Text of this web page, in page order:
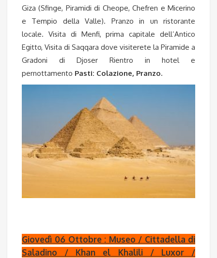
Giza (Sfinge, Piramidi di Cheope, Chefren e Micerino
e Tempio della Valle). Pranzo in un ristorante
locale. Visita di Menfi, prima capitale dell’Antico
Egitto, Visita di Saqqara dove visiterete la Piramide a
Gradoni di Djoser Rientro in hotel e
pernottamento Pasti: Colazione, Pranzo.
Giovedì 06 Ottobre : Museo / Cittadella di
Saladino / Khan el Khalili / Luxor /